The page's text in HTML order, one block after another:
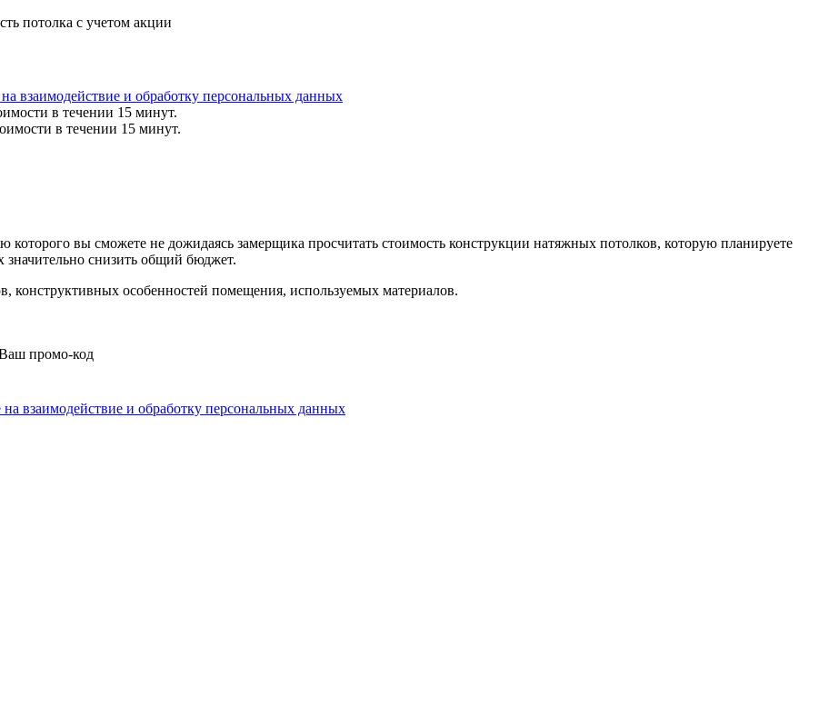
потолка с учетом акции
на взаимодействие и обработку персональных данных
в течении 15 минут.
в течении 15 минут.
которого вы сможете не дожидаясь замерщика просчитать стоимость конструкции натяжных потолков, которую планируете
снизить общий бюджет.
конструктивных особенностей помещения, используемых материалов.
промо-код
на взаимодействие и обработку персональных данных